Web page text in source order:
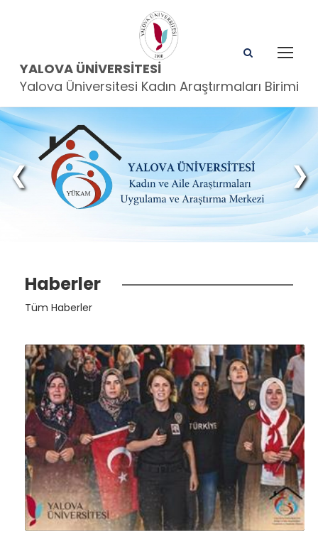
YALOVA ÜNIVERSITESI
Yalova Üniversitesi Kadın Araştırmaları Birimi
❯
❮
Haberler
Tüm Haberler